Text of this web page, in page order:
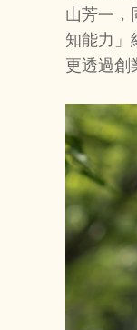
山芳一，
知能力」
更透過創